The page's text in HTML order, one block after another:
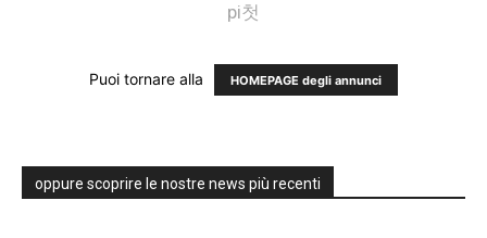
pi첫
Puoi tornare alla HOMEPAGE degli annunci
oppure scoprire le nostre news più recenti